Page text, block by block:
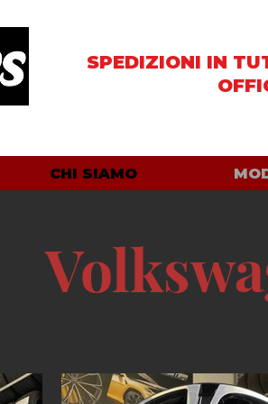
SPEDIZIONI IN
CHI SIAMO